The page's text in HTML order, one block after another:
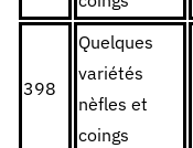
398
Quelques
variétés
nèfles et
coings